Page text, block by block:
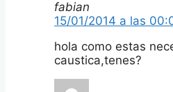
fabian
15/01/2014 a las
hola como estas
caustica,tenes?